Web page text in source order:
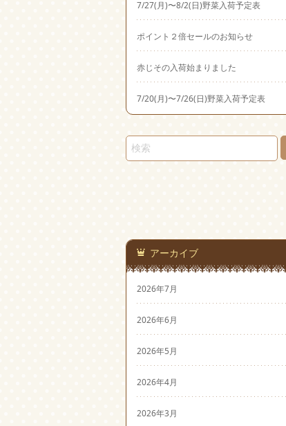
7/27(月)〜8/2(日)野菜入荷予定表
ポイント２倍セールのお知らせ
赤じその入荷始まりました
7/20(月)〜7/26(日)野菜入荷予定表
アーカイブ
2026年7月
2026年6月
2026年5月
2026年4月
2026年3月